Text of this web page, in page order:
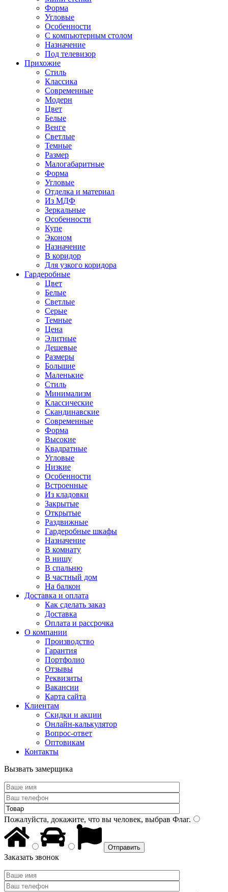
Форма
Угловые
Особенности
С компьютерным столом
Назначение
Под телевизор
Прихожие
Стиль
Классика
Современные
Модерн
Цвет
Белые
Венге
Светлые
Темные
Размер
Малогабаритные
Форма
Угловые
Отделка и материал
Из МДФ
Зеркальные
Особенности
Купе
Эконом
Назначение
В коридор
Для узкого коридора
Гардеробные
Цвет
Белые
Светлые
Серые
Темные
Цена
Элитные
Дешевые
Размеры
Большие
Маленькие
Стиль
Минимализм
Классические
Скандинавские
Современные
Форма
Высокие
Квадратные
Угловые
Низкие
Особенности
Встроенные
Из кладовки
Закрытые
Открытые
Раздвижные
Гардеробные шкафы
Назначение
В комнату
В нишу
В спальню
В частный дом
На балкон
Доставка и оплата
Как сделать заказ
Доставка
Оплата и рассрочка
О компании
Производство
Гарантия
Портфолио
Отзывы
Реквизиты
Вакансии
Карта сайта
Клиентам
Скидки и акции
Онлайн-калькулятор
Вопрос-ответ
Оптовикам
Контакты
Вызвать замерщика
Пожалуйста, докажите, что вы человек, выбрав Флаг.
Заказать звонок